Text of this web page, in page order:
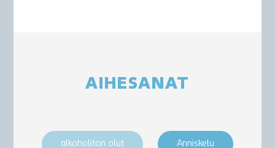
AIHESANAT
alkoholiton olut Anniskelu